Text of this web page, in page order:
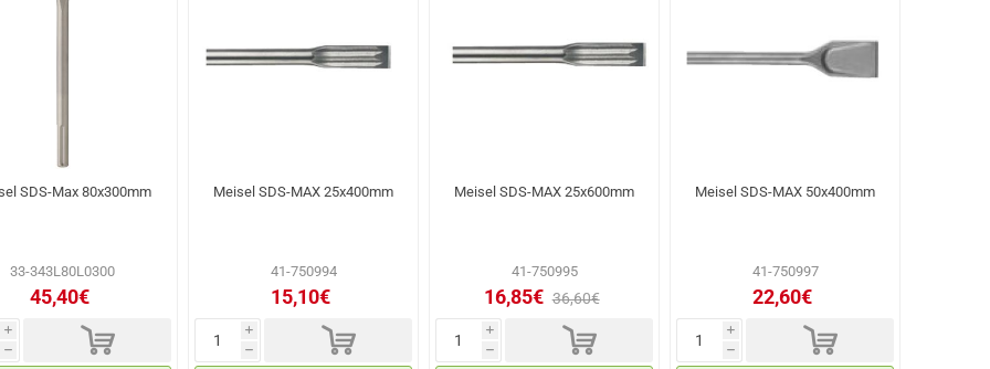
SDS-Max 80x300mm
33-343L80L0300
45,40€
i
h d
Meisel SDS-MAX 25x400mm
41-750994
15,10€
i
h d
Meisel SDS-MAX 25x600mm
41-750995
16,85€ 36,60€
i
h d
Meisel SDS-MAX 50x400mm
41-750997
22,60€
i
h d